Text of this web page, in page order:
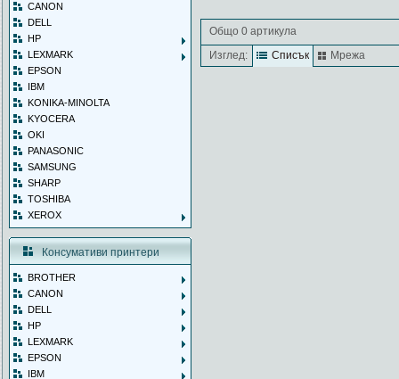
CANON
DELL
HP
LEXMARK
EPSON
IBM
KONIKA-MINOLTA
KYOCERA
OKI
PANASONIC
SAMSUNG
SHARP
TOSHIBA
XEROX
Консумативи принтери
BROTHER
CANON
DELL
HP
LEXMARK
EPSON
IBM
Общо 0 артикула
Изглед:
Списък Мрежа